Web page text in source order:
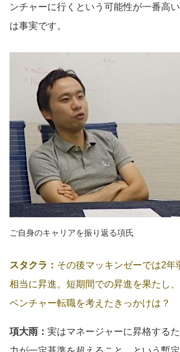
ンチャーに行くという可能性が一番高
は事実です。
ご自身のキャリアを振り返る項氏
スタクラ： その後マッキンゼーでは2年
相当に昇進。短期間での昇進を果たし
ベンチャー転職を考えたきっかけは？
項大雨： 実はマネージャーに昇格する